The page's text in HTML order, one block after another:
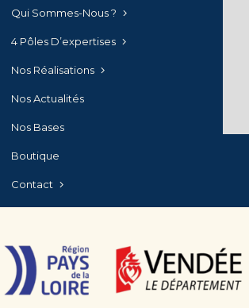
Qui Sommes-Nous ?
4 Pôles D’expertises
Nos Réalisations
Nos Actualités
Nos Bases
Boutique
Contact